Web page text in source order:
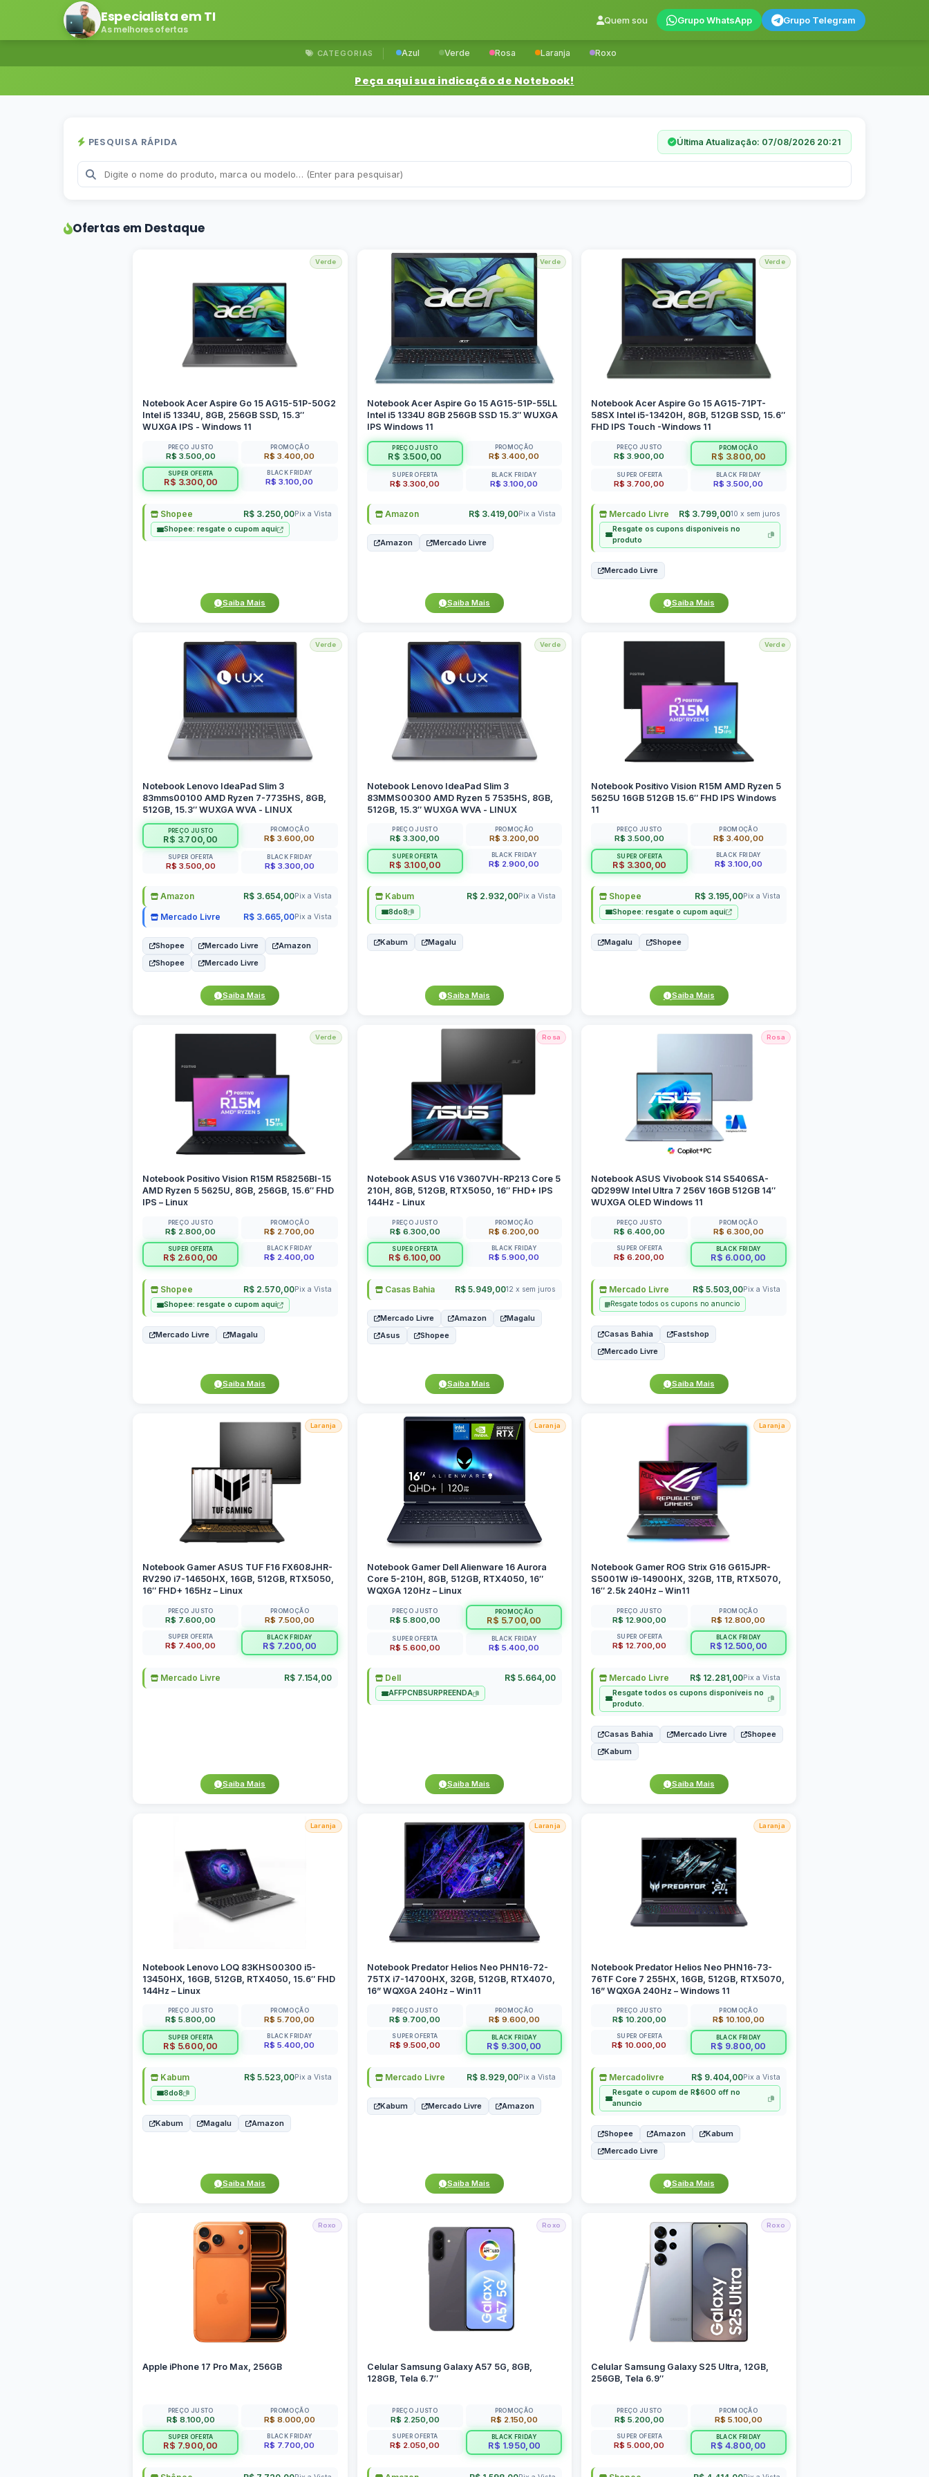
Especialista em TI
As melhores ofertas
Quem sou Grupo WhatsApp Grupo Telegram
CATEGORIAS Azul Verde Rosa Laranja Roxo
Peça aqui sua indicação de Notebook!
PESQUISA RÁPIDA Última Atualização: 07/08/2026 20:21
Ofertas em Destaque
Verde
Notebook Acer Aspire Go 15 AG15-51P-50G2
Intel i5 1334U, 8GB, 256GB SSD, 15.3″
WUXGA IPS - Windows 11
PREÇO JUSTO
R$ 3.500,00
PROMOÇÃO
R$ 3.400,00
SUPER OFERTA
R$ 3.300,00
BLACK FRIDAY
R$ 3.100,00
Shopee R$ 3.250,00Pix a Vista
Shopee: resgate o cupom aqui
Saiba Mais
Verde
Notebook Acer Aspire Go 15 AG15-51P-55LL
Intel i5 1334U 8GB 256GB SSD 15.3″ WUXGA
IPS Windows 11
PREÇO JUSTO
R$ 3.500,00
PROMOÇÃO
R$ 3.400,00
SUPER OFERTA
R$ 3.300,00
BLACK FRIDAY
R$ 3.100,00
Amazon R$ 3.419,00Pix a Vista
Amazon Mercado Livre
Saiba Mais
Verde
Notebook Acer Aspire Go 15 AG15-71PT-
58SX Intel i5-13420H, 8GB, 512GB SSD, 15.6″
FHD IPS Touch -Windows 11
PREÇO JUSTO
R$ 3.900,00
PROMOÇÃO
R$ 3.800,00
SUPER OFERTA
R$ 3.700,00
BLACK FRIDAY
R$ 3.500,00
Mercado Livre R$ 3.799,0010 x sem juros
Resgate os cupons disponiveis no
produto
Mercado Livre
Saiba Mais
Verde
Notebook Lenovo IdeaPad Slim 3
83mms00100 AMD Ryzen 7-7735HS, 8GB,
512GB, 15.3″ WUXGA WVA - LINUX
PREÇO JUSTO
R$ 3.700,00
PROMOÇÃO
R$ 3.600,00
SUPER OFERTA
R$ 3.500,00
BLACK FRIDAY
R$ 3.300,00
Amazon R$ 3.654,00Pix a Vista
Mercado Livre R$ 3.665,00Pix a Vista
Shopee Mercado Livre
Amazon
Shopee
Mercado Livre
Saiba Mais
Verde
Notebook Lenovo IdeaPad Slim 3
83MMS00300 AMD Ryzen 5 7535HS, 8GB,
512GB, 15.3″ WUXGA WVA - LINUX
PREÇO JUSTO
R$ 3.300,00
PROMOÇÃO
R$ 3.200,00
SUPER OFERTA
R$ 3.100,00
BLACK FRIDAY
R$ 2.900,00
Kabum R$ 2.932,00Pix a Vista
8do8
Kabum Magalu
Saiba Mais
Verde
Notebook Positivo Vision R15M AMD Ryzen 5
5625U 16GB 512GB 15.6″ FHD IPS Windows
11
PREÇO JUSTO
R$ 3.500,00
PROMOÇÃO
R$ 3.400,00
SUPER OFERTA
R$ 3.300,00
BLACK FRIDAY
R$ 3.100,00
Shopee R$ 3.195,00Pix a Vista
Shopee: resgate o cupom aqui
Magalu Shopee
Saiba Mais
Verde
Notebook Positivo Vision R15M R58256BI-15
AMD Ryzen 5 5625U, 8GB, 256GB, 15.6″ FHD
IPS – Linux
PREÇO JUSTO
R$ 2.800,00
PROMOÇÃO
R$ 2.700,00
SUPER OFERTA
R$ 2.600,00
BLACK FRIDAY
R$ 2.400,00
Shopee R$ 2.570,00Pix a Vista
Shopee: resgate o cupom aqui
Mercado Livre Magalu
Saiba Mais
Rosa
Notebook ASUS V16 V3607VH-RP213 Core 5
210H, 8GB, 512GB, RTX5050, 16″ FHD+ IPS
144Hz - Linux
PREÇO JUSTO
R$ 6.300,00
PROMOÇÃO
R$ 6.200,00
SUPER OFERTA
R$ 6.100,00
BLACK FRIDAY
R$ 5.900,00
Casas Bahia R$ 5.949,0012 x sem juros
Mercado Livre Amazon
Magalu
Asus
Shopee
Saiba Mais
Rosa
Notebook ASUS Vivobook S14 S5406SA-
QD299W Intel Ultra 7 256V 16GB 512GB 14″
WUXGA OLED Windows 11
PREÇO JUSTO
R$ 6.400,00
PROMOÇÃO
R$ 6.300,00
SUPER OFERTA
R$ 6.200,00
BLACK FRIDAY
R$ 6.000,00
Mercado Livre R$ 5.503,00Pix a Vista
Resgate todos os cupons no anuncio
Casas Bahia
Fastshop
Mercado Livre
Saiba Mais
Laranja
Notebook Gamer ASUS TUF F16 FX608JHR-
RV290 i7-14650HX, 16GB, 512GB, RTX5050,
16″ FHD+ 165Hz – Linux
PREÇO JUSTO
R$ 7.600,00
PROMOÇÃO
R$ 7.500,00
SUPER OFERTA
R$ 7.400,00
BLACK FRIDAY
R$ 7.200,00
Mercado Livre R$ 7.154,00
Saiba Mais
Laranja
Notebook Gamer Dell Alienware 16 Aurora
Core 5-210H, 8GB, 512GB, RTX4050, 16″
WQXGA 120Hz – Linux
PREÇO JUSTO
R$ 5.800,00
PROMOÇÃO
R$ 5.700,00
SUPER OFERTA
R$ 5.600,00
BLACK FRIDAY
R$ 5.400,00
Dell R$ 5.664,00
AFFPCNBSURPREENDA
Saiba Mais
Laranja
Notebook Gamer ROG Strix G16 G615JPR-
S5001W i9-14900HX, 32GB, 1TB, RTX5070,
16″ 2.5k 240Hz – Win11
PREÇO JUSTO
R$ 12.900,00
PROMOÇÃO
R$ 12.800,00
SUPER OFERTA
R$ 12.700,00
BLACK FRIDAY
R$ 12.500,00
Mercado Livre R$ 12.281,00Pix a Vista
Resgate todos os cupons disponíveis no
produto.
Casas Bahia Mercado Livre
Shopee
Kabum
Saiba Mais
Laranja
Notebook Lenovo LOQ 83KHS00300 i5-
13450HX, 16GB, 512GB, RTX4050, 15.6″ FHD
144Hz – Linux
PREÇO JUSTO
R$ 5.800,00
PROMOÇÃO
R$ 5.700,00
SUPER OFERTA
R$ 5.600,00
BLACK FRIDAY
R$ 5.400,00
Kabum R$ 5.523,00Pix a Vista
8do8
Kabum Magalu Amazon
Saiba Mais
Laranja
Notebook Predator Helios Neo PHN16-72-
75TX i7-14700HX, 32GB, 512GB, RTX4070,
16” WQXGA 240Hz – Win11
PREÇO JUSTO
R$ 9.700,00
PROMOÇÃO
R$ 9.600,00
SUPER OFERTA
R$ 9.500,00
BLACK FRIDAY
R$ 9.300,00
Mercado Livre R$ 8.929,00Pix a Vista
Kabum Mercado Livre Amazon
Saiba Mais
Laranja
Notebook Predator Helios Neo PHN16-73-
76TF Core 7 255HX, 16GB, 512GB, RTX5070,
16” WQXGA 240Hz – Windows 11
PREÇO JUSTO
R$ 10.200,00
PROMOÇÃO
R$ 10.100,00
SUPER OFERTA
R$ 10.000,00
BLACK FRIDAY
R$ 9.800,00
Mercadolivre R$ 9.404,00Pix a Vista
Resgate o cupom de R$600 off no
anuncio
Shopee Amazon
Kabum
Mercado Livre
Saiba Mais
Roxo
Apple iPhone 17 Pro Max, 256GB
PREÇO JUSTO
R$ 8.100,00
PROMOÇÃO
R$ 8.000,00
SUPER OFERTA
R$ 7.900,00
BLACK FRIDAY
R$ 7.700,00
Roxo
Celular Samsung Galaxy A57 5G, 8GB,
128GB, Tela 6.7″
PREÇO JUSTO
R$ 2.250,00
PROMOÇÃO
R$ 2.150,00
SUPER OFERTA
R$ 2.050,00
BLACK FRIDAY
R$ 1.950,00
Roxo
Celular Samsung Galaxy S25 Ultra, 12GB,
256GB, Tela 6.9″
PREÇO JUSTO
R$ 5.200,00
PROMOÇÃO
R$ 5.100,00
SUPER OFERTA
R$ 5.000,00
BLACK FRIDAY
R$ 4.800,00